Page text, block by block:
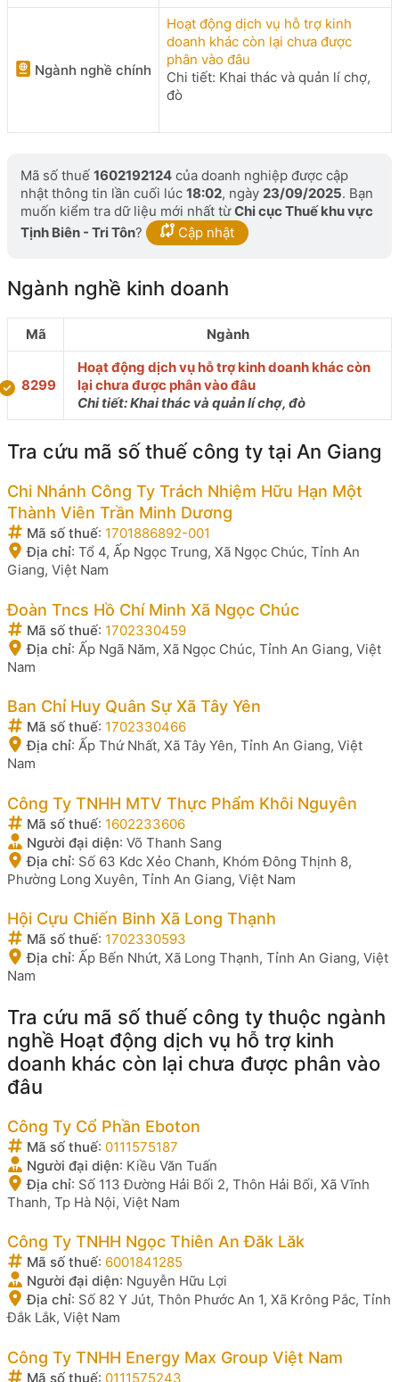
Ngành nghề chính
Hoạt động dịch vụ hỗ trợ kinh
doanh khác còn lại chưa được
phân vào đâu
Chi tiết: Khai thác và quản lí chợ,
đò
Mã số thuế 1602192124 của doanh nghiệp được cập
nhật thông tin lần cuối lúc 18:02, ngày 23/09/2025. Bạn
muốn kiểm tra dữ liệu mới nhất từChi cục Thuế khu vực
Tịnh Biên - Tri Tôn? Cập nhật
Ngành nghề kinh doanh
Mã Ngành
8299
Hoạt động dịch vụ hỗ trợ kinh doanh khác còn
lại chưa được phân vào đâu
Chi tiết: Khai thác và quản lí chợ, đò
Tra cứu mã số thuế công ty tại An Giang
Chi Nhánh Công Ty Trách Nhiệm Hữu Hạn Một
Thành Viên Trần Minh Dương
Mã số thuế: 1701886892-001
Địa chỉ: Tổ 4, Ấp Ngọc Trung, Xã Ngọc Chúc, Tỉnh An
Giang, Việt Nam
Đoàn Tncs Hồ Chí Minh Xã Ngọc Chúc
Mã số thuế: 1702330459
Địa chỉ: Ấp Ngã Năm, Xã Ngọc Chúc, Tỉnh An Giang, Việt
Nam
Ban Chỉ Huy Quân Sự Xã Tây Yên
Mã số thuế: 1702330466
Địa chỉ: Ấp Thứ Nhất, Xã Tây Yên, Tỉnh An Giang, Việt
Nam
Công Ty TNHH MTV Thực Phẩm Khôi Nguyên
Mã số thuế: 1602233606
Người đại diện: Võ Thanh Sang
Địa chỉ: Số 63 Kdc Xẻo Chanh, Khóm Đông Thịnh 8,
Phường Long Xuyên, Tỉnh An Giang, Việt Nam
Hội Cựu Chiến Binh Xã Long Thạnh
Mã số thuế: 1702330593
Địa chỉ: Ấp Bến Nhứt, Xã Long Thạnh, Tỉnh An Giang, Việt
Nam
Tra cứu mã số thuế công ty thuộc ngành
nghề Hoạt động dịch vụ hỗ trợ kinh
doanh khác còn lại chưa được phân vào
đâu
Công Ty Cổ Phần Eboton
Mã số thuế: 0111575187
Người đại diện: Kiều Văn Tuấn
Địa chỉ: Số 113 Đường Hải Bối 2, Thôn Hải Bối, Xã Vĩnh
Thanh, Tp Hà Nội, Việt Nam
Công Ty TNHH Ngọc Thiên An Đăk Lăk
Mã số thuế: 6001841285
Người đại diện: Nguyễn Hữu Lợi
Địa chỉ: Số 82 Y Jút, Thôn Phước An 1, Xã Krông Pắc, Tỉnh
Đắk Lắk, Việt Nam
Công Ty TNHH Energy Max Group Việt Nam
Mã số thuế: 0111575243